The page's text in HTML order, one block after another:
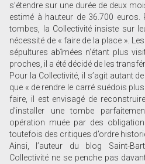
s’étendre sur une durée de deux
estimé à hauteur de 36.700
tombes, la Collectivité insiste sur
nécessité de « faire de la place ».
sépultures abîmées n’étant plus
proches, il a été décidé de les
Pour la Collectivité, il s’agit autant
que « de rendre le carré suédois
faire, il est envisagé de
d’installer une tombe
opération muée par des
toutefois des critiques d’ordre
Ainsi, l’auteur du blog Saint-
Collectivité ne se penche pas